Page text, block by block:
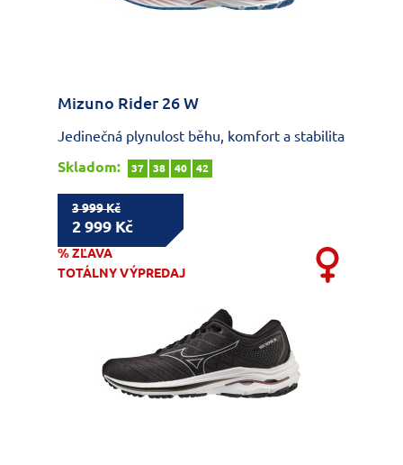
Mizuno Rider 26 W
Jedinečná plynulost běhu, komfort a stabilita
Skladom:
37 38 40 42
3 999 Kč
2 999 Kč
% ZĽAVA
TOTÁLNY VÝPREDAJ